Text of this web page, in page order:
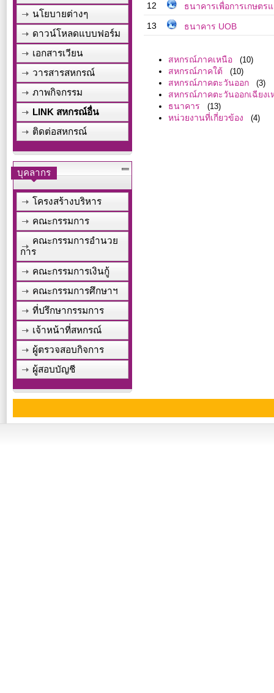
นโยบายต่างๆ
ดาวน์โหลดแบบฟอร์ม
เอกสารเวียน
วารสารสหกรณ์
ภาพกิจกรรม
LINK สหกรณ์อื่น
ติดต่อสหกรณ์
บุคลากร
โครงสร้างบริหาร
คณะกรรมการ
คณะกรรมการอำนวย
การ
คณะกรรมการเงินกู้
คณะกรรมการศึกษาฯ
ที่ปรึกษากรรมการ
เจ้าหน้าที่สหกรณ์
ผู้ตรวจสอบกิจการ
ผู้สอบบัญชี
12
ธนาคารเพื่อการเกษตร
13
ธนาคาร UOB
สหกรณ์ภาคเหนือ (10)
สหกรณ์ภาคใต้ (10)
สหกรณ์ภาคตะวันออก (3)
สหกรณ์ภาคตะวันออกเฉียงเ
ธนาคาร
(13)
หน่วยงานที่เกี่ยวข้อง (4)